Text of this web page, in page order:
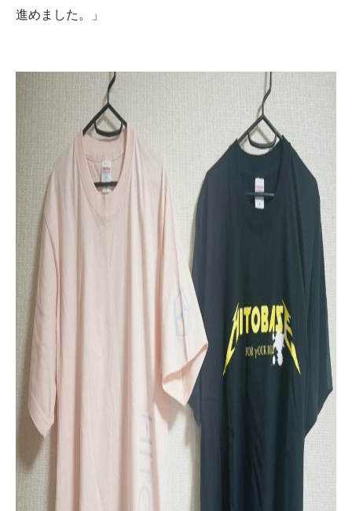
進めました。」